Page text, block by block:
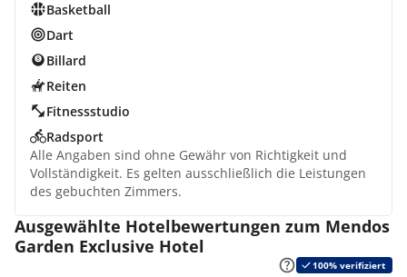
Basketball
Dart
Billard
Reiten
Fitnessstudio
Radsport
Alle Angaben sind ohne Gewähr von Richtigkeit und
Vollständigkeit. Es gelten ausschließlich die Leistungen
des gebuchten Zimmers.
Ausgewählte Hotelbewertungen zum Mendos
Garden Exclusive Hotel
100% verifiziert